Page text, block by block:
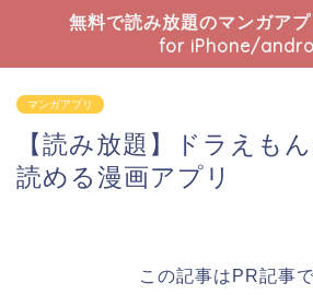
無料で読み放題のマンガア
for iPhone/
マンガアプリ
【読み放題】ドラえも
読める漫画アプリ
この記事はPR記事で